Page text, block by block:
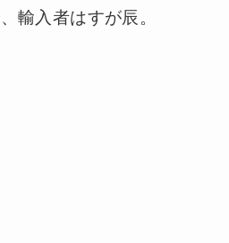
輸入者はすが辰。